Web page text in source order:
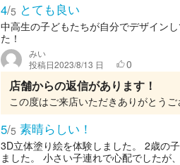
4/5 とても良い
中高生の子どもたちが自分でデザイン
た！
みい
投稿日2023/8/13 日 0
店舗からの返信があります！
5/5 素晴らしい！
3D立体塗り絵を体験しました。 2歳の
ました。 小さい子連れで心配でしたが